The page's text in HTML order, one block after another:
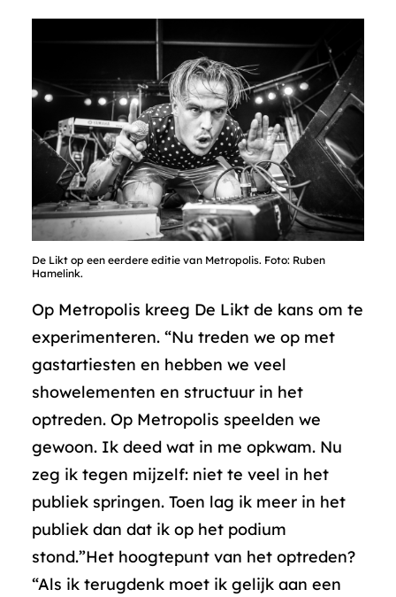
De Likt op een eerdere editie van Metropolis. Foto: Ruben
Hamelink.
Op Metropolis kreeg De Likt de kans om te
experimenteren. “Nu treden we op met
gastartiesten en hebben we veel
showelementen en structuur in het
optreden. Op Metropolis speelden we
gewoon. Ik deed wat in me opkwam. Nu
zeg ik tegen mijzelf: niet te veel in het
publiek springen. Toen lag ik meer in het
publiek dan dat ik op het podium
stond.”Het hoogtepunt van het optreden?
“Als ik terugdenk moet ik gelijk aan een